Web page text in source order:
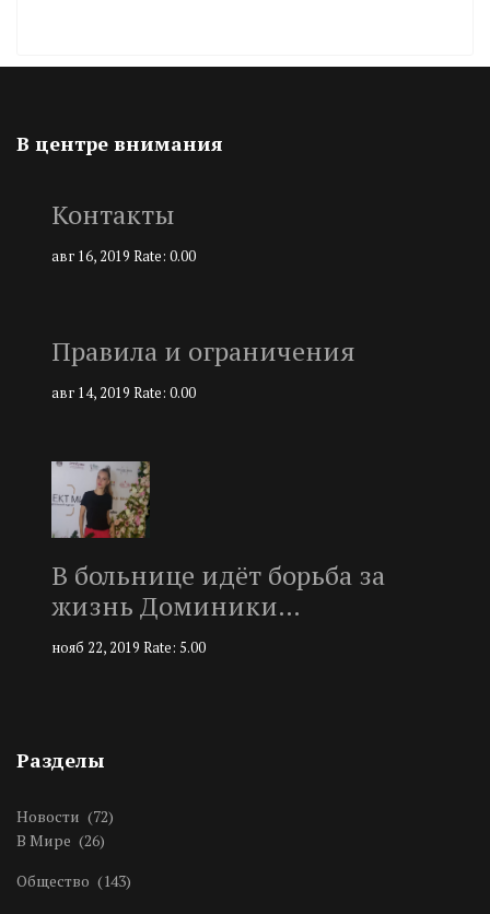
В центре внимания
Контакты
авг 16, 2019 Rate: 0.00
Правила и ограничения
авг 14, 2019 Rate: 0.00
В больнице идёт борьба за
жизнь Доминики…
нояб 22, 2019 Rate: 5.00
Разделы
Новости (72)
В Мире (26)
Общество (143)